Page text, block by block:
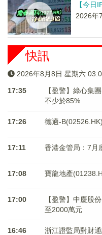
【今日
2026年
快訊
2026年8月8日 星期六
17:35
【盈警】綠心集
不少於85%
17:26 德適-
17:11 香港金管局：7月
17:08 寶龍地產
17:00
【盈警】中慶股
至2000萬元
16:46
浙江證監局對財